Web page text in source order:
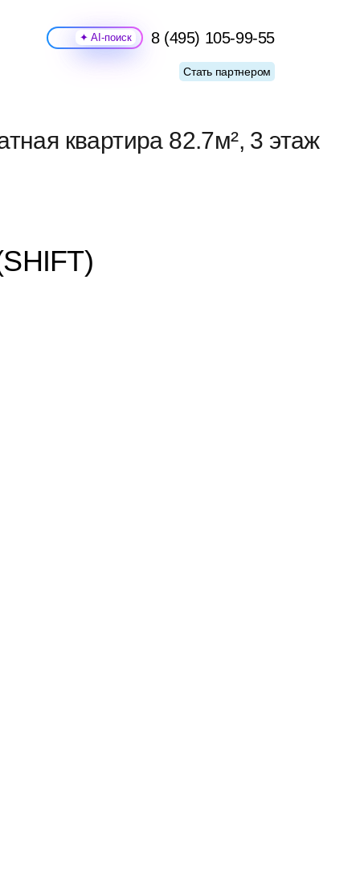
Поиск 8 (495) 105-99-55
Стать партнером
квартира 82.7м², 3 этаж